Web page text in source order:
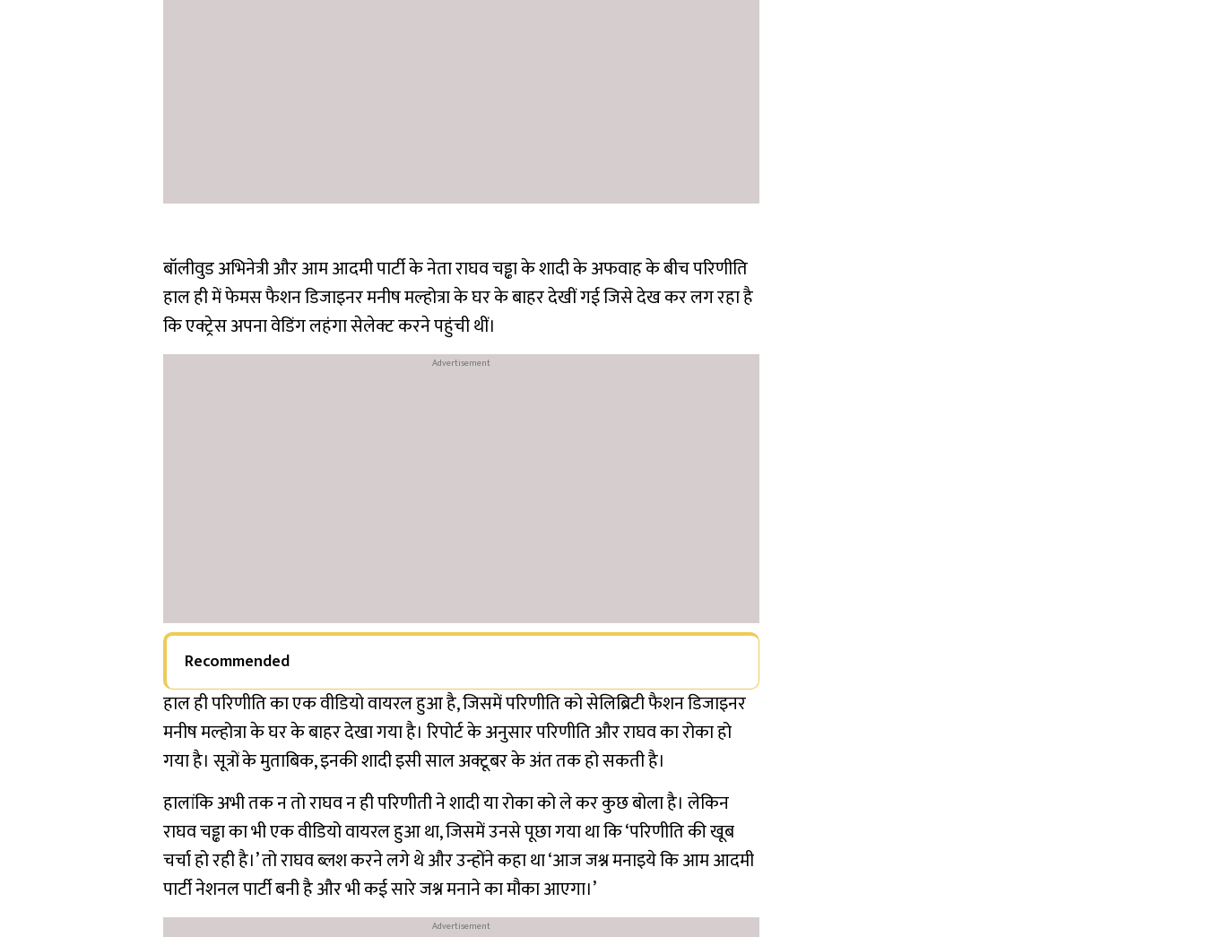
बॉलीवुड अभिनेत्री और आम आदमी पार्टी के नेता राघव चड्ढा के शादी के अफवाह के बीच परिणीति
हाल ही में फेमस फैशन डिजाइनर मनीष मल्होत्रा के घर के बाहर देखीं गई जिसे देख कर लग रहा है
कि एक्ट्रेस अपना वेडिंग लहंगा सेलेक्ट करने पहुंची थीं।
Recommended
हाल ही परिणीति का एक वीडियो वायरल हुआ है, जिसमें परिणीति को सेलिब्रिटी फैशन डिजाइनर
मनीष मल्होत्रा के घर के बाहर देखा गया है। रिपोर्ट के अनुसार परिणीति और राघव का रोका हो
गया है। सूत्रों के मुताबिक, इनकी शादी इसी साल अक्टूबर के अंत तक हो सकती है।
हालांकि अभी तक न तो राघव न ही परिणीती ने शादी या रोका को ले कर कुछ बोला है। लेकिन
राघव चड्ढा का भी एक वीडियो वायरल हुआ था, जिसमें उनसे पूछा गया था कि ‘परिणीति की खूब
चर्चा हो रही है।’ तो राघव ब्लश करने लगे थे और उन्होंने कहा था ‘आज जश्न मनाइये कि आम आदमी
पार्टी नेशनल पार्टी बनी है और भी कई सारे जश्न मनाने का मौका आएगा।’